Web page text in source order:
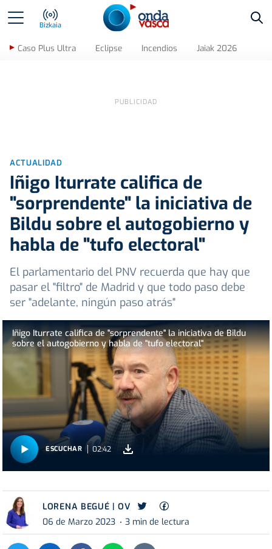
Bizkaia
Caso Plus Ultra Eclipse Incendios Jaiak 2026
ACTUALIDAD
Iñigo Iturrate califica de
"sorprendente" la iniciativa de
Bildu sobre el autogobierno y
habla de "tufo electoral"
El parlamentario del PNV recuerda que hay que
pasar el "filtro" de Madrid y que todo paso debe
ser "adelante, ningún paso atrás"
Iñigo Iturrate califica de "sorprendente" la iniciativa de Bildu
sobre el autogobierno y habla de "tufo electoral"
ESCUCHAR 02:42
LORENA BEGUÉ | OV
06 de Marzo 2023
3 min de lectura